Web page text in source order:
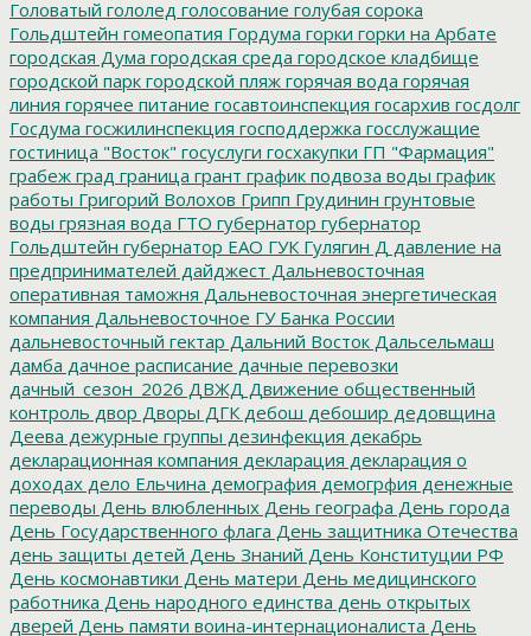
Головатый гололед голосование голубая сорока
Гольдштейн гомеопатия Гордума горки горки на Арбате
городская Дума городская среда городское кладбище
городской парк городской пляж горячая вода горячая
линия горячее питание госавтоинспекция госархив госдолг
Госдума госжилинспекция господдержка госслужащие
гостиница "Восток" госуслуги госхакупки ГП "Фармация"
грабеж град граница грант график подвоза воды график
работы Григорий Волохов Грипп Грудинин грунтовые
воды грязная вода ГТО губернатор губернатор
Гольдштейн губернатор ЕАО ГУК Гулягин Д давление на
предпринимателей дайджест Дальневосточная
оперативная таможня Дальневосточная энергетическая
компания Дальневосточное ГУ Банка России
дальневосточный гектар Дальний Восток Дальсельмаш
дамба дачное расписание дачные перевозки
дачный_сезон_2026 ДВЖД Движение общественный
контроль двор Дворы ДГК дебош дебошир дедовщина
Деева дежурные группы дезинфекция декабрь
декларационная компания декларация декларация о
доходах дело Ельчина демография демогрфия денежные
переводы День влюбленных День географа День города
День Государственного флага День защитника Отечества
день защиты детей День Знаний День Конституции РФ
День космонавтики День матери День медицинского
работника День народного единства день открытых
дверей День памяти воина-интернационалиста День